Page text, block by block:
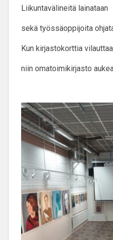
Liikuntavälineitä lainataan
sekä työssäoppijoita
Kun kirjastokorttia
niin omatoimikirjasto